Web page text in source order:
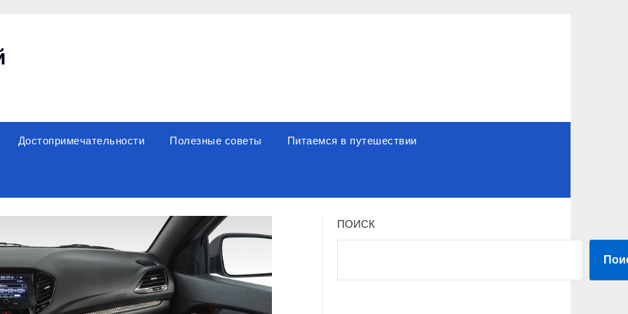
Достопримечательности Полезные советы Питаемся в путешествии
ПОИСК